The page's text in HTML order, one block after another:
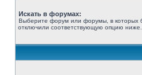
Искать в форумах:
Выберите форум или форумы, в которых
отключили соответствующую опцию ниже.